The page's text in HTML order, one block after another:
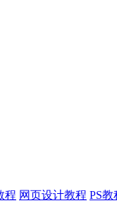
程 网页设计教程 PS教